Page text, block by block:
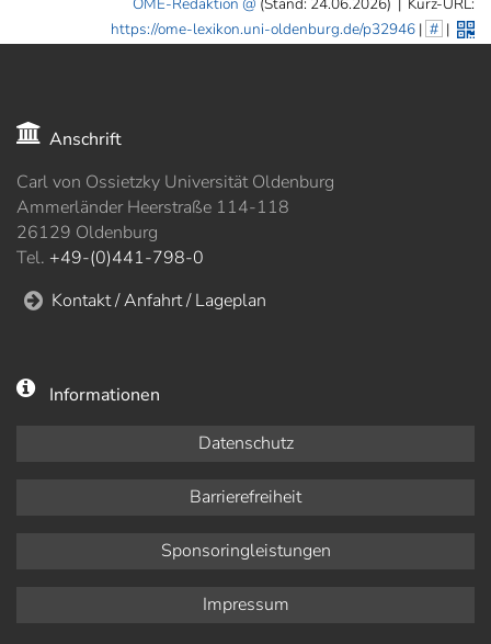
OME-Redaktion (Stand: 24.06.2026) | Kurz-URL:
https://ome-lexikon.uni-oldenburg.de/p32946| # |
Anschrift
Carl von Ossietzky Universität Oldenburg
Ammerländer Heerstraße 114-118
26129 Oldenburg
Tel. +49-(0)441-798-0
Kontakt / Anfahrt / Lageplan
Informationen
Datenschutz
Barrierefreiheit
Sponsoringleistungen
Impressum